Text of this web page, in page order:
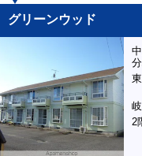
グリーンウッド
2